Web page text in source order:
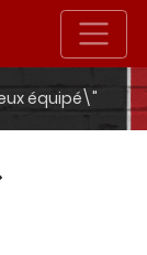
équipé\"